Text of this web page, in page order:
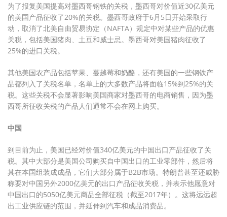
为了报复美国提高对墨西哥钢铁的关税，墨西哥对价值近30亿美元
的美国产品征收了20%的关税。墨西哥政府于6月5日开始采取行
动，取消了北美自由贸易协定（NAFTA）规定中对某些产品的优惠
关税，包括美国猪肉、土豆和威士忌。墨西哥对美国猪肉征收了
25%的进口关税。
其他美国农产品包括苹果、蔓越莓和奶酪，还有美国的一些钢铁产
品都列入了关税名单，名单上的大多数产品将面临15%到25%的关
税。这些关税不会显著影响美国商家对墨西哥的电商销售，因为墨
西哥所征收关税的产品人们通常不会在网上购买。
中国
到目前为止，美国已经对价值340亿美元的中国出口产品征收了关
税。其中大部分是美国公司购买自中国出口的工业零部件，然后将
其在本国组装成成品，它们大部分属于B2B市场。特朗普甚至还威胁
称要对中国另外2000亿美元的出口产品征收关税，并表示他愿意对
中国出口的5050亿美元商品全部征税（截至2017年）。这将远远超
出工业供应链的范围，并延伸到汽车和成品消费品。